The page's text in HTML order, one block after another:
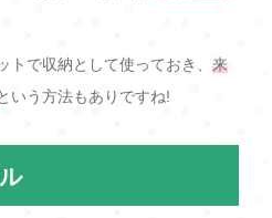
で収納として使っておき、 来
いう方法もありですね!